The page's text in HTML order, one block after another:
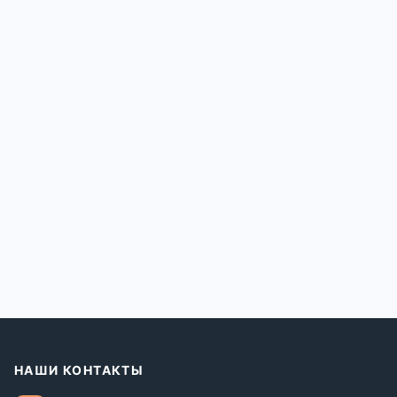
НАШИ КОНТАКТЫ